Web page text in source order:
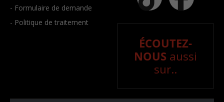
- Formulaire de demande
- Politique de traitement
ÉCOUTEZ-
NOUS aussi
sur..